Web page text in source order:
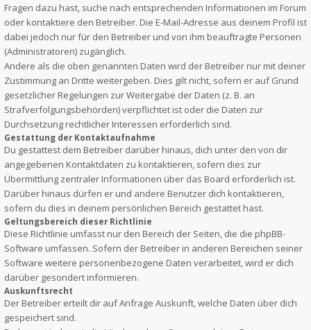
Fragen dazu hast, suche nach entsprechenden Informationen im Forum
oder kontaktiere den Betreiber. Die E-Mail-Adresse aus deinem Profil ist
dabei jedoch nur für den Betreiber und von ihm beauftragte Personen
(Administratoren) zugänglich.
Andere als die oben genannten Daten wird der Betreiber nur mit deiner
Zustimmung an Dritte weitergeben. Dies gilt nicht, sofern er auf Grund
gesetzlicher Regelungen zur Weitergabe der Daten (z. B. an
Strafverfolgungsbehörden) verpflichtet ist oder die Daten zur
Durchsetzung rechtlicher Interessen erforderlich sind.
Gestattung der Kontaktaufnahme
Du gestattest dem Betreiber darüber hinaus, dich unter den von dir
angegebenen Kontaktdaten zu kontaktieren, sofern dies zur
Übermittlung zentraler Informationen über das Board erforderlich ist.
Darüber hinaus dürfen er und andere Benutzer dich kontaktieren,
sofern du dies in deinem persönlichen Bereich gestattet hast.
Geltungsbereich dieser Richtlinie
Diese Richtlinie umfasst nur den Bereich der Seiten, die die phpBB-
Software umfassen. Sofern der Betreiber in anderen Bereichen seiner
Software weitere personenbezogene Daten verarbeitet, wird er dich
darüber gesondert informieren.
Auskunftsrecht
Der Betreiber erteilt dir auf Anfrage Auskunft, welche Daten über dich
gespeichert sind.